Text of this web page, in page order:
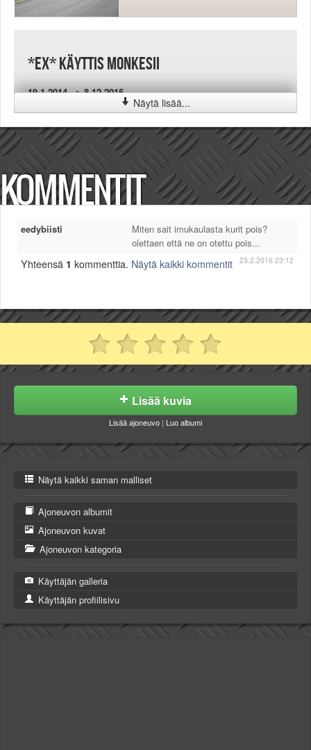
Näytä lisää...
*EX* käyttis monkesii
19.1.2014 --> 8.12.2015
KOMMENTIT
eedybiisti
Miten sait imukaulasta kurit pois?
olettaen että ne on otettu pois...
23.2.2016 23:12
Yhteensä 1 kommenttia. Näytä kaikki kommentit
Lisää kuvia
Lisää ajoneuvo | Luo albumi
Näytä kaikki saman malliset
Ajoneuvon albumit
Ajoneuvon kuvat
Ajoneuvon kategoria
Käyttäjän galleria
Käyttäjän profiilisivu